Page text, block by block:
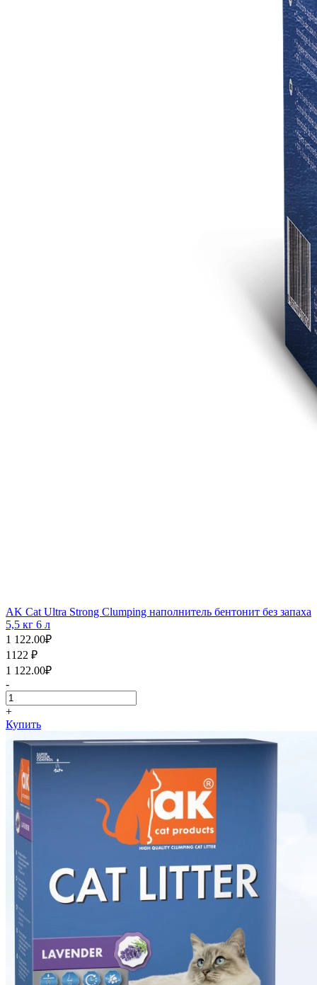
AK Cat Ultra Strong Clumping наполнитель бентонит без запаха
5,5 кг 6 л
1 122.00₽
1122 ₽
1 122.00₽
-
+
Купить